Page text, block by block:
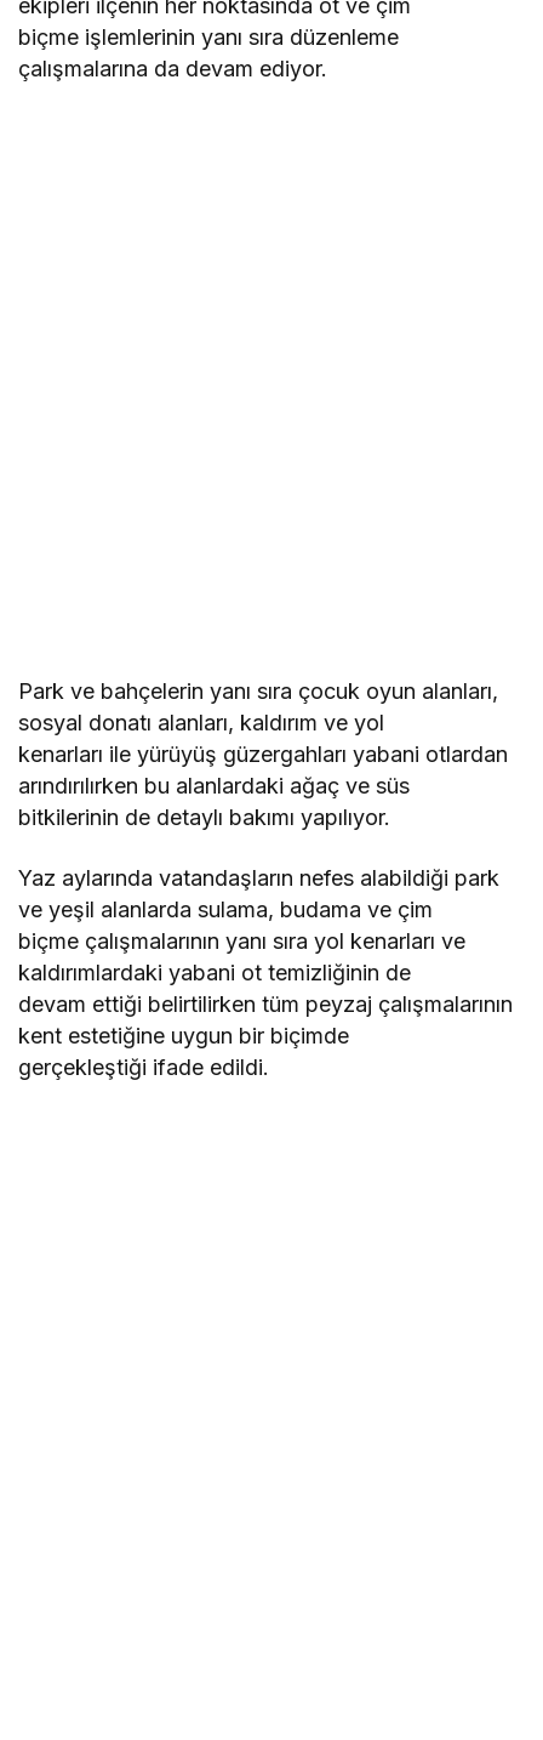
ekipleri ilçenin her noktasında ot ve çim
biçme işlemlerinin yanı sıra düzenleme
çalışmalarına da devam ediyor.
Park ve bahçelerin yanı sıra çocuk oyun alanları,
sosyal donatı alanları, kaldırım ve yol
kenarları ile yürüyüş güzergahları yabani otlardan
arındırılırken bu alanlardaki ağaç ve süs
bitkilerinin de detaylı bakımı yapılıyor.
Yaz aylarında vatandaşların nefes alabildiği park
ve yeşil alanlarda sulama, budama ve çim
biçme çalışmalarının yanı sıra yol kenarları ve
kaldırımlardaki yabani ot temizliğinin de
devam ettiği belirtilirken tüm peyzaj çalışmalarının
kent estetiğine uygun bir biçimde
gerçekleştiği ifade edildi.